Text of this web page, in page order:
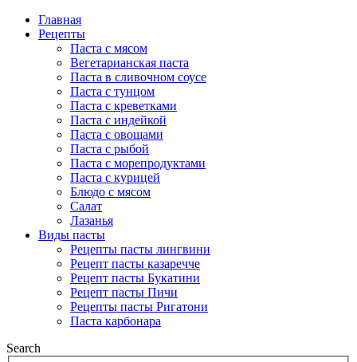
Главная
Рецепты
Паста с мясом
Вегетарианская паста
Паста в сливочном соусе
Паста с тунцом
Паста с креветками
Паста с индейкой
Паста с овощами
Паста с рыбой
Паста с морепродуктами
Паста с курицей
Блюдо с мясом
Салат
Лазанья
Виды пасты
Рецепты пасты лингвини
Рецепт пасты казаречче
Рецепт пасты Букатини
Рецепт пасты Пичи
Рецепты пасты Ригатони
Паста карбонара
Search